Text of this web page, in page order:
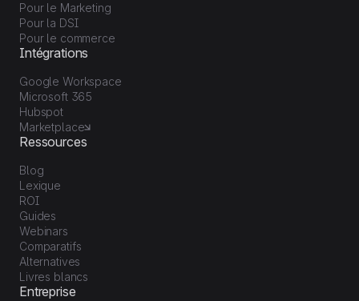
Pour le Marketing
Pour la DSI
Pour le commerce
Intégrations
Google Workspace
Microsoft 365
Hubspot
Marketplace
Ressources
Blog
Lexique
ROI
Guides
Webinars
Comparatifs
Alternatives
Livres blancs
Entreprise